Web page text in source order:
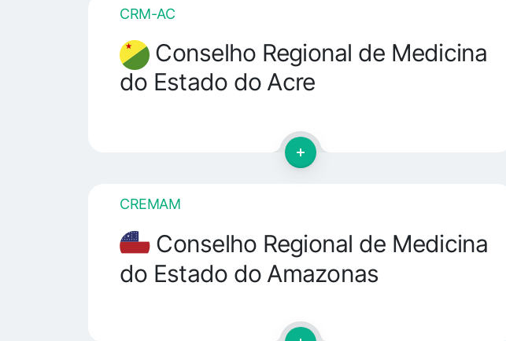
CRM-AC
Conselho Regional de Medicina
do Estado do Acre
CREMAM
Conselho Regional de Medicina
do Estado do Amazonas